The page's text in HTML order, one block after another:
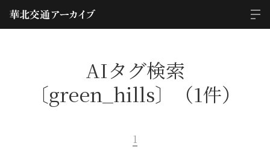
AIタグ検索
〔green_hills〕（1件）
1